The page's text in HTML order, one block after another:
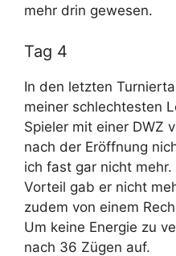
mehr drin gewesen.
Tag 4
In den letzten
meiner schlechtesten
Spieler mit einer DWZ
nach der Eröffnung
ich fast gar nicht
Vorteil gab er nicht
zudem von einem
Um keine Energie zu
nach 36 Zügen auf.